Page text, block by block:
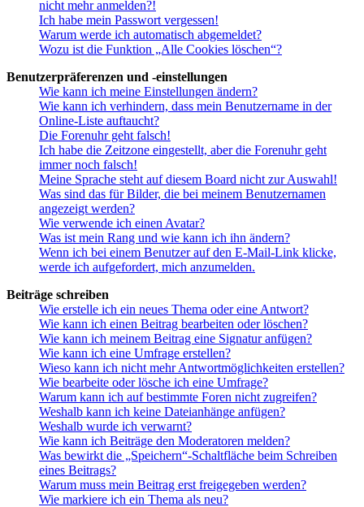
nicht mehr anmelden?!
Ich habe mein Passwort vergessen!
Warum werde ich automatisch abgemeldet?
Wozu ist die Funktion „Alle Cookies löschen“?
Benutzerpräferenzen und -einstellungen
Wie kann ich meine Einstellungen ändern?
Wie kann ich verhindern, dass mein Benutzername in der
Online-Liste auftaucht?
Die Forenuhr geht falsch!
Ich habe die Zeitzone eingestellt, aber die Forenuhr geht
immer noch falsch!
Meine Sprache steht auf diesem Board nicht zur Auswahl!
Was sind das für Bilder, die bei meinem Benutzernamen
angezeigt werden?
Wie verwende ich einen Avatar?
Was ist mein Rang und wie kann ich ihn ändern?
Wenn ich bei einem Benutzer auf den E-Mail-Link klicke,
werde ich aufgefordert, mich anzumelden.
Beiträge schreiben
Wie erstelle ich ein neues Thema oder eine Antwort?
Wie kann ich einen Beitrag bearbeiten oder löschen?
Wie kann ich meinem Beitrag eine Signatur anfügen?
Wie kann ich eine Umfrage erstellen?
Wieso kann ich nicht mehr Antwortmöglichkeiten erstellen?
Wie bearbeite oder lösche ich eine Umfrage?
Warum kann ich auf bestimmte Foren nicht zugreifen?
Weshalb kann ich keine Dateianhänge anfügen?
Weshalb wurde ich verwarnt?
Wie kann ich Beiträge den Moderatoren melden?
Was bewirkt die „Speichern“-Schaltfläche beim Schreiben
eines Beitrags?
Warum muss mein Beitrag erst freigegeben werden?
Wie markiere ich ein Thema als neu?